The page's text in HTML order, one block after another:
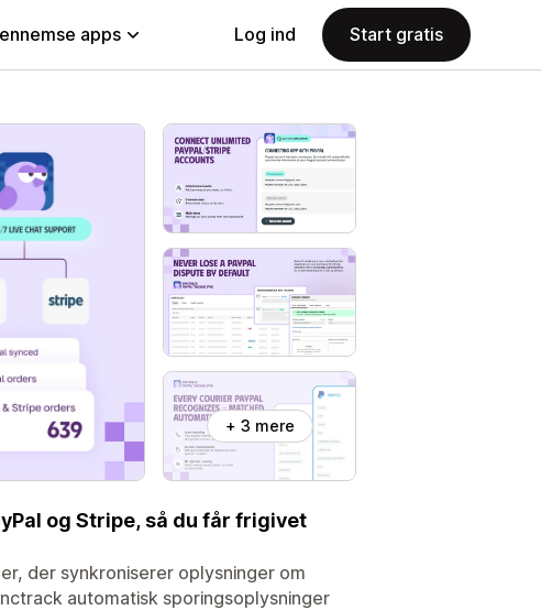
apps Log ind Start gratis
+ 3 mere
og Stripe, så du får frigivet
der synkroniserer oplysninger om
automatisk sporingsoplysninger